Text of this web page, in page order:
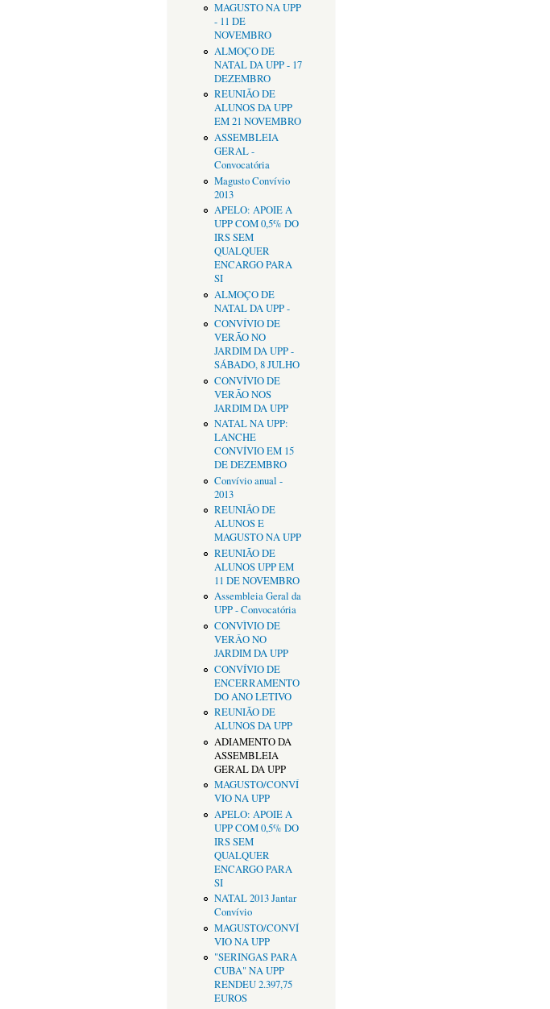
MAGUSTO NA UPP
- 11 DE
NOVEMBRO
ALMOÇO DE
NATAL DA UPP - 17
DEZEMBRO
REUNIÃO DE
ALUNOS DA UPP
EM 21 NOVEMBRO
ASSEMBLEIA
GERAL -
Convocatória
Magusto Convívio
2013
APELO: APOIE A
UPP COM 0,5% DO
IRS SEM
QUALQUER
ENCARGO PARA
SI
ALMOÇO DE
NATAL DA UPP -
CONVÍVIO DE
VERÃO NO
JARDIM DA UPP -
SÁBADO, 8 JULHO
CONVÍVIO DE
VERÃO NOS
JARDIM DA UPP
NATAL NA UPP:
LANCHE
CONVÍVIO EM 15
DE DEZEMBRO
Convívio anual -
2013
REUNIÃO DE
ALUNOS E
MAGUSTO NA UPP
REUNIÃO DE
ALUNOS UPP EM
11 DE NOVEMBRO
Assembleia Geral da
UPP - Convocatória
CONVÌVIO DE
VERÂO NO
JARDIM DA UPP
CONVÍVIO DE
ENCERRAMENTO
DO ANO LETIVO
REUNIÃO DE
ALUNOS DA UPP
ADIAMENTO DA
ASSEMBLEIA
GERAL DA UPP
MAGUSTO/CONVÍ
VIO NA UPP
APELO: APOIE A
UPP COM 0,5% DO
IRS SEM
QUALQUER
ENCARGO PARA
SI
NATAL 2013 Jantar
Convívio
MAGUSTO/CONVÍ
VIO NA UPP
"SERINGAS PARA
CUBA" NA UPP
RENDEU 2.397,75
EUROS